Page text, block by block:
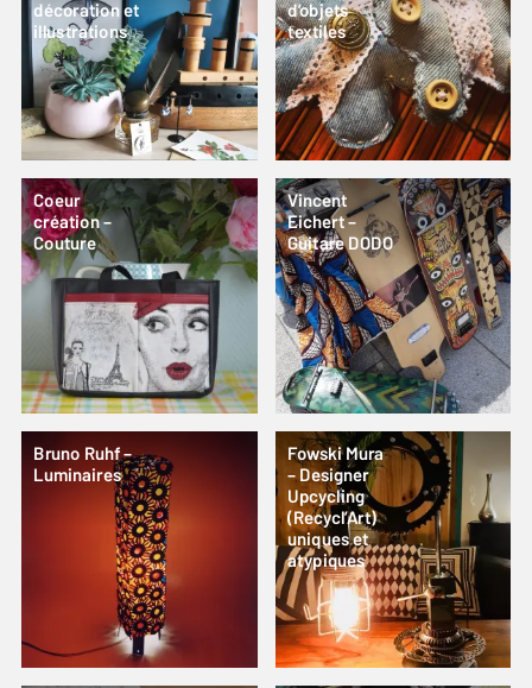
décoration et
illustrations
d’objets
textiles
Coeur
création –
Couture
Vincent
Eichert –
Guitare DODO
Bruno Ruhf –
Luminaires
Fowski Mura
– Designer
Upcycling
(Recycl’Art)
uniques et
atypiques